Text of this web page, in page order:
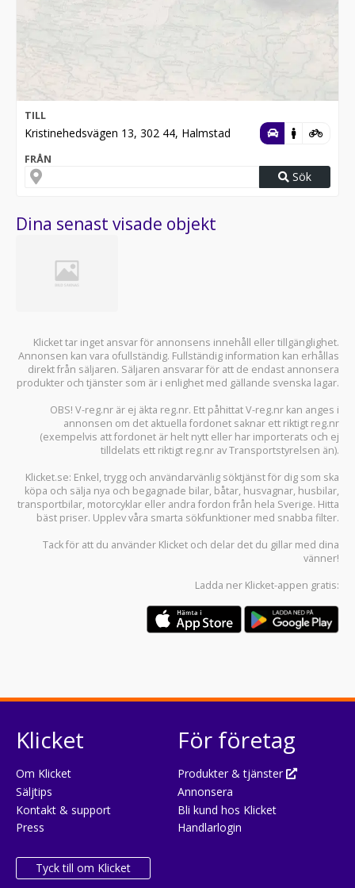
TILL
Kristinehedsvägen 13, 302 44, Halmstad
FRÅN
Sök
Dina senast visade objekt
Klicket tar inget ansvar för annonsens innehåll eller tillgänglighet.
Annonsen kan vara ofullständig. Fullständig information kan erhållas
direkt från säljaren. Säljaren ansvarar för att de endast annonsera
produkter och tjänster som är i enlighet med gällande svenska lagar.
OBS! V-reg.nr är ej äkta reg.nr. Ett påhittat V-reg.nr kan anges i
annonsen om det aktuella fordonet saknar ett riktigt reg.nr
(exempelvis att fordonet är helt nytt eller har importerats och ej
tilldelats ett riktigt reg.nr av Transportstyrelsen än).
Klicket.se: Enkel, trygg och användarvänlig söktjänst för dig som ska
köpa och sälja nya och begagnade bilar, båtar, husvagnar, husbilar,
transportbilar, motorcyklar eller andra fordon från hela Sverige. Hitta
bäst priser. Upplev våra smarta sökfunktioner med snabba filter.
Tack för att du använder Klicket och delar det du gillar med dina
vänner!
Ladda ner Klicket-appen gratis:
Klicket
Om Klicket
Säljtips
Kontakt & support
Press
Tyck till om Klicket
För företag
Produkter & tjänster
Annonsera
Bli kund hos Klicket
Handlarlogin